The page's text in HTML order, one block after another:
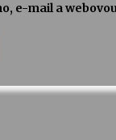
e-mail a